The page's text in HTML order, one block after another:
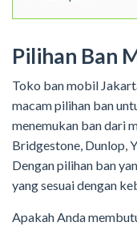
Pilihan Ban
Toko ban mobil
macam pilihan ban
menemukan ban dari
Bridgestone, Dunlop,
Dengan pilihan ban
yang sesuai dengan
Apakah Anda